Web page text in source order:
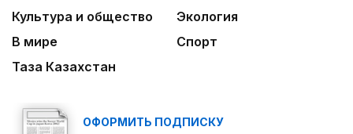
Культура и общество
Экология
В мире
Спорт
Таза Казахстан
ОФОРМИТЬ ПОДПИСКУ